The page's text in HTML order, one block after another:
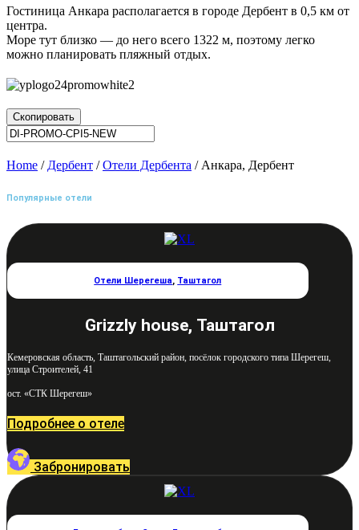
Гостиница Анкара располагается в городе Дербент в 0,5 км от
центра.
Море тут близко — до него всего 1322 м, поэтому легко
можно планировать пляжный отдых.
Скопировать
Home / Дербент /Отели Дербента / Анкара, Дербент
Популярные отели
Отели Шерегеша, Таштагол
Grizzly house, Таштагол
Кемеровская область, Таштагольский район, посёлок городского типа Шерегеш,
улица Строителей, 41
ост. «СТК Шерегеш»
Подробнее о отеле
Забронировать